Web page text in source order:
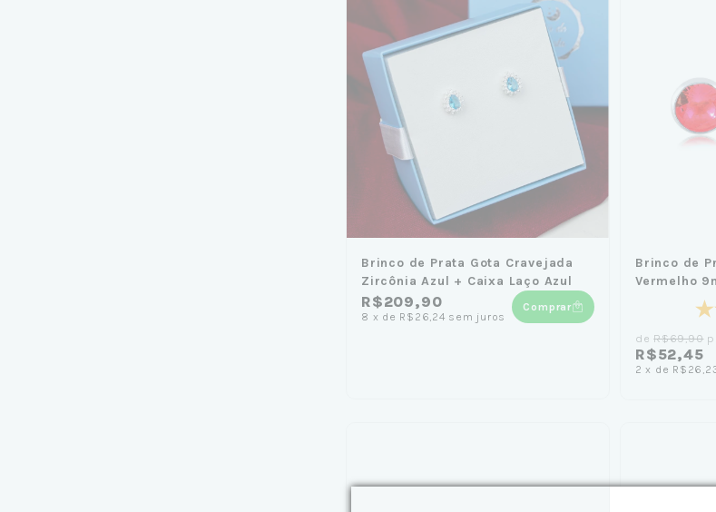
Brinco de Prata Gota Cravejada
Zircônia Azul + Caixa Laço Azul
R$209,90
8 x de R$26,24 sem juros
Comprar
Brinco de
Vermelho
deR$69,90
R$52,45
2 x de